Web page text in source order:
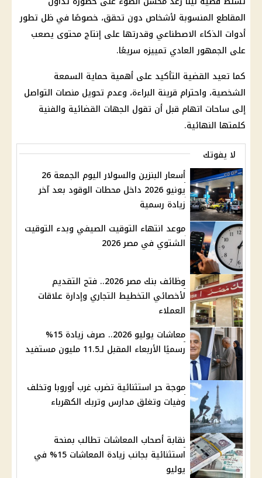
المقاطع المنسوبة لأشخاص دون تحقق، خصوصًا في ظل تطور
أدوات الذكاء الاصطناعي وقدرتها على إنتاج محتوى يصعب
على الجمهور العادي تمييزه سريعًا.
كما تعيد القضية التأكيد على أهمية حماية السمعة
الشخصية، واحترام قرينة البراءة، وعدم تحويل منصات التواصل
إلى ساحات اتهام قبل أن تقول الجهات القضائية والفنية
كلمتها النهائية.
لا يفوتك
أسعار البنزين والسولار اليوم الجمعة 26
يونيو 2026 داخل محطات الوقود بعد آخر
زيادة رسمية
موعد انتهاء التوقيت الصيفي وبدء التوقيت
الشتوي في مصر 2026
وظائف بنك مصر 2026.. فتح التقديم
لأخصائي التخطيط التجاري وإدارة علاقات
العملاء
معاشات يوليو 2026.. صرف زيادة 15%
رسميًا الأربعاء المقبل لـ11.5 مليون مستفيد
موجة حر استثنائية تضرب غرب أوروبا وتخلف
وفيات وتغلق مدارس وتربك الكهرباء
نقابة أصحاب المعاشات تطالب بمنحة
استثنائية بجانب زيادة المعاشات 15% في
يوليو